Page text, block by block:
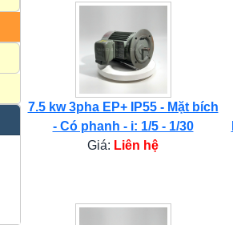
7.5 kw 3pha EP+ IP55 - Mặt bích
- Có phanh - i: 1/5 - 1/30
Giá: Liên hệ